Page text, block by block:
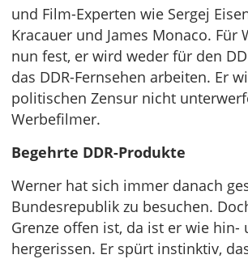
und Film-Experten wie Sergej
Kracauer und James Monaco. Für
nun fest, er wird weder für den
das DDR-Fernsehen arbeiten. Er
politischen Zensur nicht
Werbefilmer.
Begehrte DDR-Produkte
Werner hat sich immer danach
Bundesrepublik zu besuchen.
Grenze offen ist, da ist er wie hin-
hergerissen. Er spürt instinktiv,